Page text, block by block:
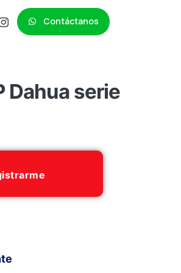
Contáctanos
Dahua serie